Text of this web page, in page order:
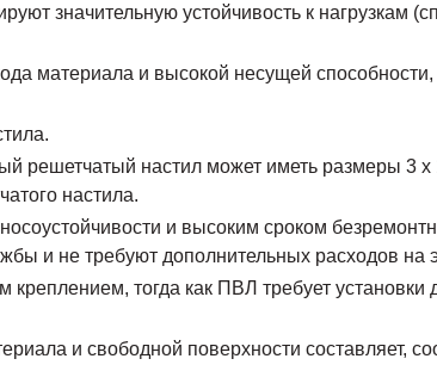
значительную устойчивость к нагрузкам
материала и высокой несущей
настил может иметь размеры 3 х
настила.
и высоким сроком
и не требуют дополнительных расходов на
тогда как ПВЛ требует
и свободной поверхности составляет,